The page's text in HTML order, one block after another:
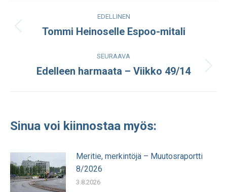
navigation
EDELLINEN
Edellinen
Tommi Heinoselle Espoo-mitali
SEURAAVA
Seuraava
Edelleen harmaata – Viikko 49/14
Sinua voi kiinnostaa myös:
Meritie, merkintöjä – Muutosraportti
8/2026
3.8.2026